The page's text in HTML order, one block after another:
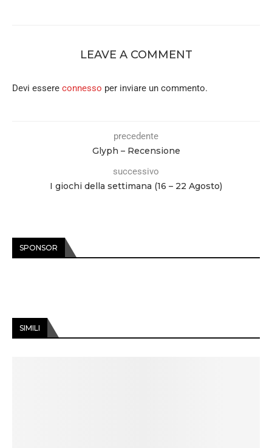
LEAVE A COMMENT
Devi essere connesso per inviare un commento.
precedente
Glyph – Recensione
successivo
I giochi della settimana (16 – 22 Agosto)
SPONSOR
SIMILI